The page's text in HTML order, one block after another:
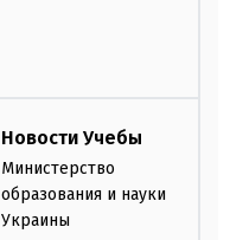
Новости Учебы
Министерство
образования и науки
Украины